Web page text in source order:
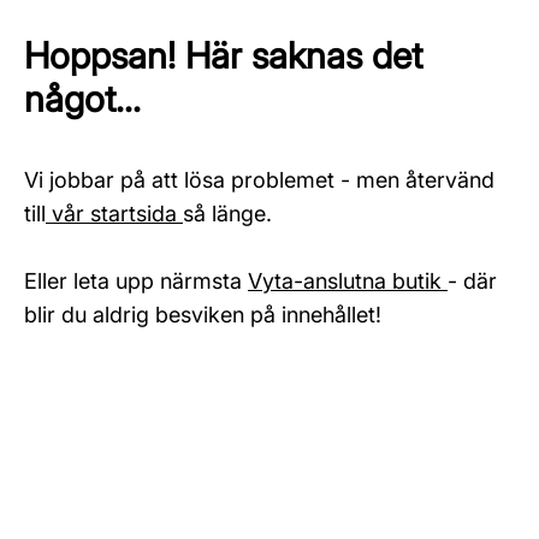
Hoppsan! Här saknas det
något...
Vi jobbar på att lösa problemet - men återvänd
till vår startsida så länge.
Eller leta upp närmsta Vyta-anslutna butik - där
blir du aldrig besviken på innehållet!